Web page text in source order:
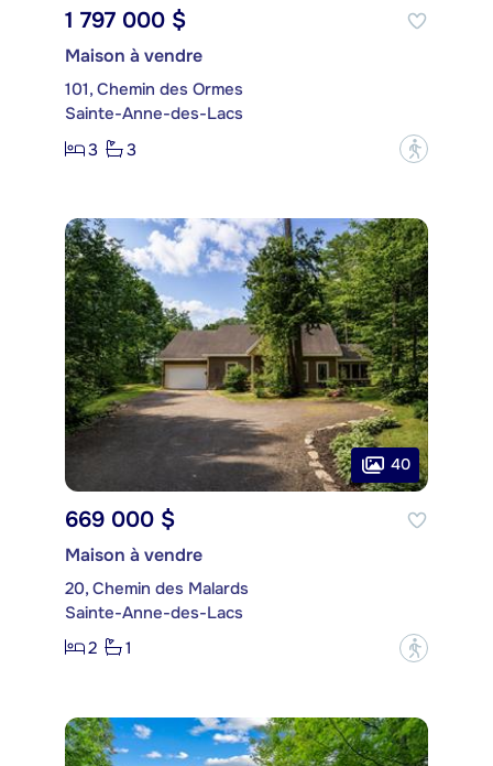
1 797 000 $
Maison à vendre
101, Chemin des Ormes
Sainte-Anne-des-Lacs
3
3 ?
40
669 000 $
Maison à vendre
20, Chemin des Malards
Sainte-Anne-des-Lacs
2
1 ?